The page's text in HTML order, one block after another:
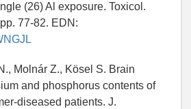
(26) Al exposure. Toxicol.
77-82. EDN:
Molnár Z., Kösel S. Brain
and phosphorus contents of
diseased patients. J.